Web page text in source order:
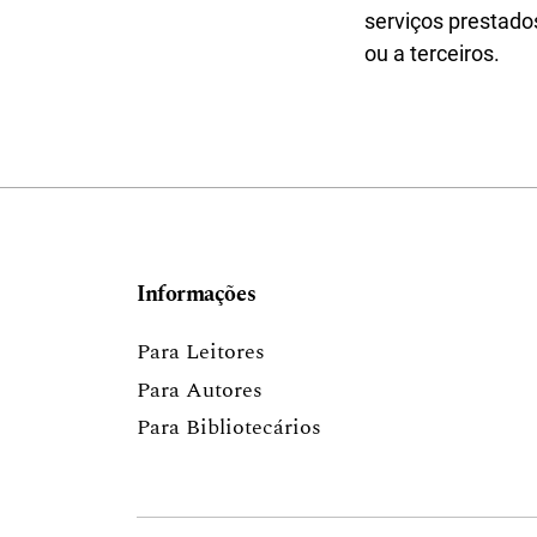
serviços
ou a terceiros.
Informações
Para Leitores
Para Autores
Para Bibliotecários